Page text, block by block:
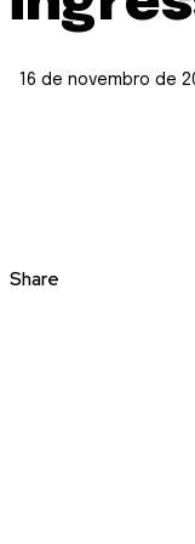
16 de novembro de
Share